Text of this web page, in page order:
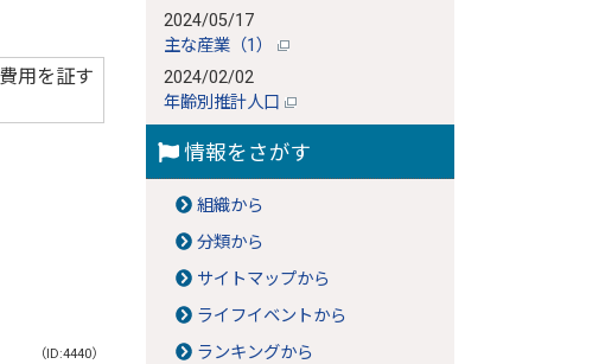
用を証す
（ID:4440）
2024/05/17
主な産業（1）
2024/02/02
年齢別推計人口
情報をさがす
組織から
分類から
サイトマップから
ライフイベントから
ランキングから